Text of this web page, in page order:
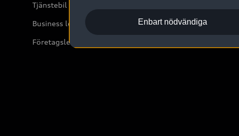
Tjänstebil
Business lease online
Företagsleasing
Enbart nödvändiga